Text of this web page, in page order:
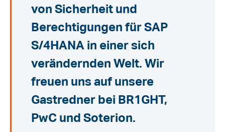
von Sicherheit und
Berechtigungen für SAP
S/4HANA in einer sich
verändernden Welt. Wir
freuen uns auf unsere
Gastredner bei BR1GHT,
PwC und Soterion.